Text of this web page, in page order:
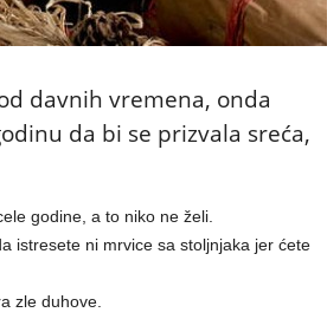
davnih vremena, onda
da bi se prizvala sreća,
godine, a to niko ne želi.
istresete ni mrvice sa stoljnjaka jer ćete
zle duhove.